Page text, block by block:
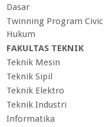
Dasar
Twinning Program Civic
Hukum
FAKULTAS TEKNIK
Teknik Mesin
Teknik Sipil
Teknik Elektro
Teknik Industri
Informatika